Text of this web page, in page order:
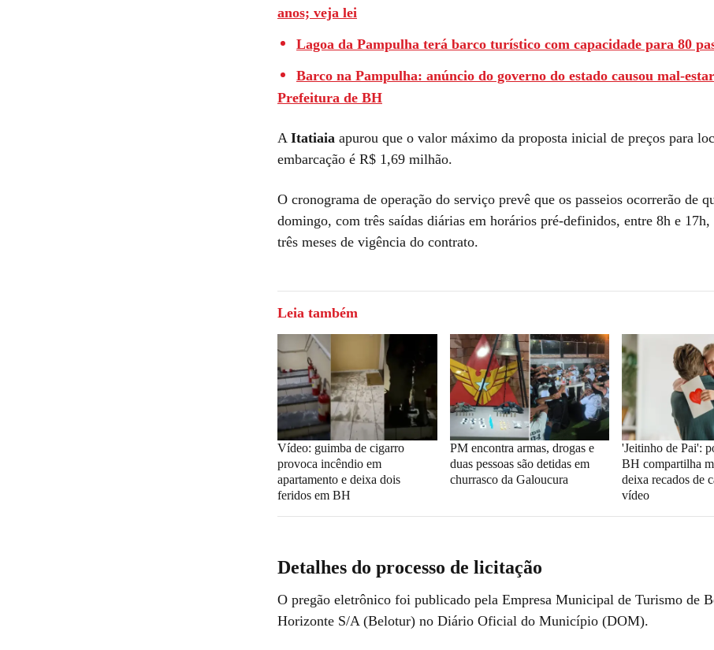
anos; veja lei
Lagoa da Pampulha terá barco turístico com capacidade para 80
Barco na Pampulha: anúncio do governo do estado causou mal-
Prefeitura de BH
A Itatiaia apurou que o valor máximo da proposta inicial de preços para
embarcação é R$ 1,69 milhão.
O cronograma de operação do serviço prevê que os passeios ocorrerão de
domingo, com três saídas diárias em horários pré-definidos, entre 8h e 17h,
três meses de vigência do contrato.
Leia também
Vídeo: guimba de cigarro
provoca incêndio em
apartamento e deixa dois
feridos em BH
PM encontra armas, drogas e
duas pessoas são detidas em
churrasco da Galoucura
'Jeitinho de Pai':
BH compartilha
deixa recados de
vídeo
Detalhes do processo de licitação
O pregão eletrônico foi publicado pela Empresa Municipal de Turismo de
Horizonte S/A (Belotur) no Diário Oficial do Município (DOM).